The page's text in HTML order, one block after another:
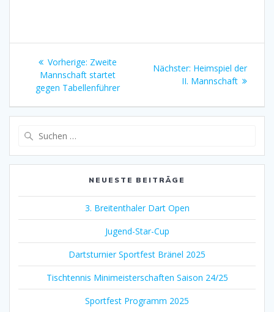
Beitragsnavigation
Vorherige: Vorheriger
Beitrag:
Zweite
Mannschaft startet
gegen Tabellenführer
Nächster: Nächster
Beitrag:
Heimspiel der
II. Mannschaft
NEUESTE BEITRÄGE
3. Breitenthaler Dart Open
Jugend-Star-Cup
Dartsturnier Sportfest Bränel 2025
Tischtennis Minimeisterschaften Saison 24/25
Sportfest Programm 2025